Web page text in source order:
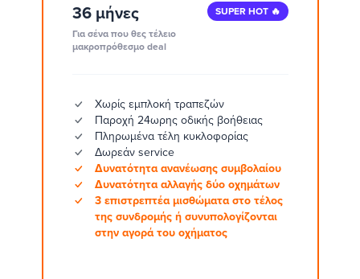
36 μήνες
Για σένα που θες τέλειο
μακροπρόθεσμο deal
SUPER HOT 🔥
Χωρίς εμπλοκή τραπεζών
Παροχή 24ωρης οδικής βοήθειας
Πληρωμένα τέλη κυκλοφορίας
Δωρεάν service
Δυνατότητα ανανέωσης συμβολαίου
Δυνατότητα αλλαγής δύο οχημάτων
3 επιστρεπτέα μισθώματα στο τέλος
της συνδρομής ή συνυπολογίζονται
στην αγορά του οχήματος